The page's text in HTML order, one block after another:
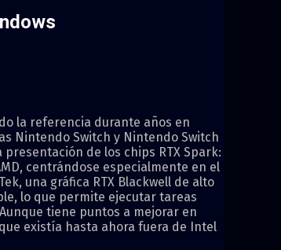
la referencia durante años en
Nintendo Switch y Nintendo Switch
de los chips RTX Spark:
centrándose especialmente en el
una gráfica RTX Blackwell de alto
lo que permite ejecutar tareas
tiene puntos a mejorar en
existía hasta ahora fuera de Intel